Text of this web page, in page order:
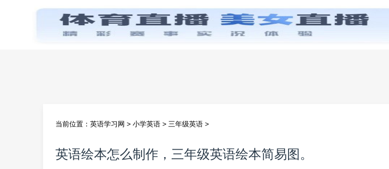
首页 零基础学英语 小学英语 初中英语
当前位置： 英语学习网 > 小学英语 > 三年级英语 >
英语绘本怎么制作，三年级英语绘本简易图。